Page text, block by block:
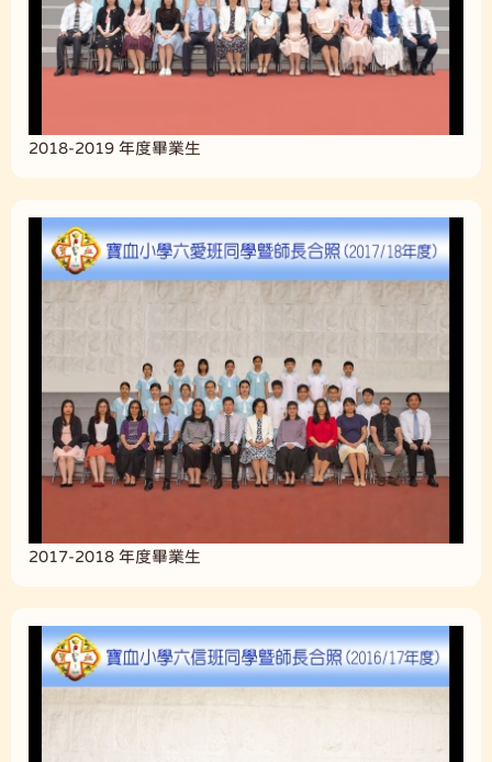
2018-2019 年度畢業生
2017-2018 年度畢業生